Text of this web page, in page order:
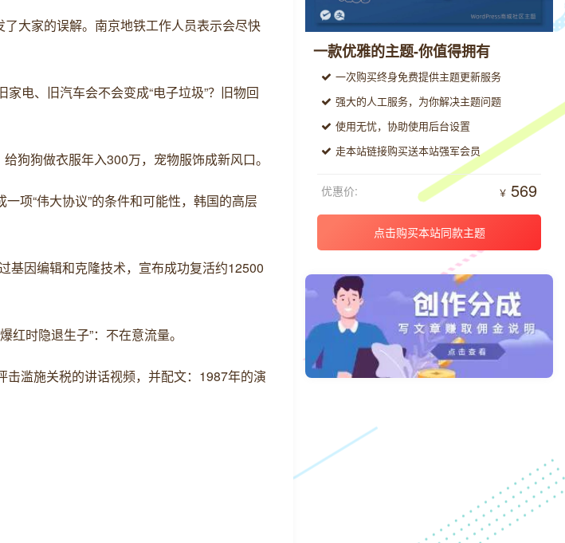
大家的误解。南京地铁工作人员表示会尽快
电、旧汽车会不会变成“电子垃圾”？旧物回
狗狗做衣服年入300万，宠物服饰成新风口。
项“伟大协议”的条件和可能性，韩国的高层
基因编辑和克隆技术，宣布成功复活约12500
红时隐退生子”：不在意流量。
滥施关税的讲话视频，并配文：1987年的演
一款优雅的主题-你值得拥有
一次购买终身免费提供主题更新服务
强大的人工服务，为你解决主题问题
使用无忧，协助使用后台设置
走本站链接购买送本站强军会员
￥ 569
优惠价:
点击购买本站同款主题